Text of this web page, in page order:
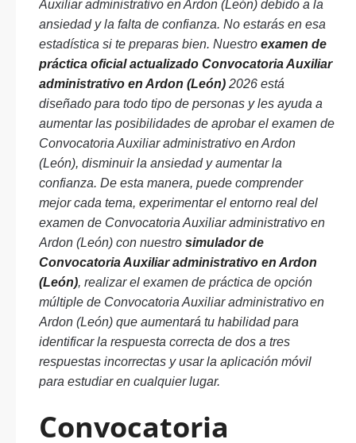
Auxiliar administrativo en Ardon (León) debido a la
ansiedad y la falta de confianza. No estarás en esa
estadística si te preparas bien. Nuestro examen de
práctica oficial actualizado Convocatoria Auxiliar
administrativo en Ardon (León) 2026 está
diseñado para todo tipo de personas y les ayuda a
aumentar las posibilidades de aprobar el examen de
Convocatoria Auxiliar administrativo en Ardon
(León), disminuir la ansiedad y aumentar la
confianza. De esta manera, puede comprender
mejor cada tema, experimentar el entorno real del
examen de Convocatoria Auxiliar administrativo en
Ardon (León) con nuestro simulador de
Convocatoria Auxiliar administrativo en Ardon
(León), realizar el examen de práctica de opción
múltiple de Convocatoria Auxiliar administrativo en
Ardon (León) que aumentará tu habilidad para
identificar la respuesta correcta de dos a tres
respuestas incorrectas y usar la aplicación móvil
para estudiar en cualquier lugar.
Convocatoria